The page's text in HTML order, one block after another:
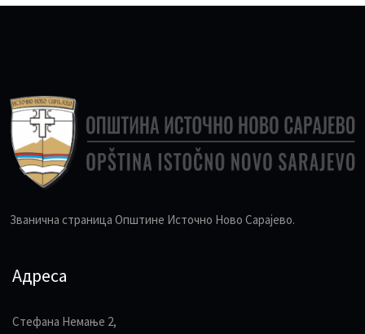
Званична страница Општине Источно Ново Сарајево.
Адреса
Стефана Немање 2,